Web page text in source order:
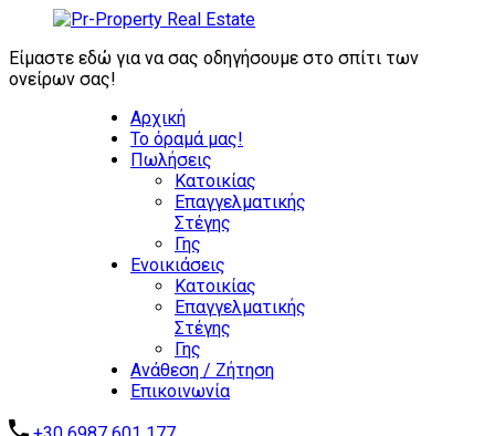
Είμαστε εδώ για να σας οδηγήσουμε στο σπίτι των
ονείρων σας!
Αρχική
Το όραμά μας!
Πωλήσεις
Κατοικίας
Επαγγελματικής
Στέγης
Γης
Ενοικιάσεις
Κατοικίας
Επαγγελματικής
Στέγης
Γης
Ανάθεση / Ζήτηση
Επικοινωνία
ΖΗΤΟΥΝΤΑΙ
ΑΜΕΣΑ:
ΕΠΕΝΔΥΤΙΚΑ
ΑΥΤΟΤΕΛΗ
ΑΞΙΟΛΟΓΑ
ΑΚΙΝΗΤΑ -
ΞΕΝΟΔΟΧΕΙΑ -
ΑΠΟΘΗΚΕΣ -
ΒΙΟΜΗΧΑΝΙΚΑ
Επικοινωνήστε μαζί μας